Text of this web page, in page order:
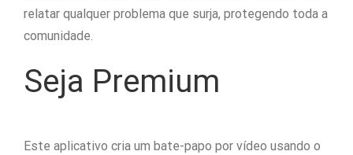
relatar qualquer problema que surja, protegendo toda a
comunidade.
Seja Premium
Este aplicativo cria um bate-papo por vídeo usando o